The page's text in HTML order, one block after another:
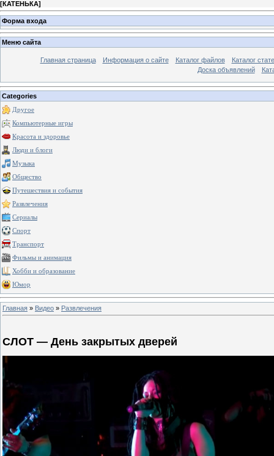
[КАТЕНЬКА]
Форма входа
Меню сайта
Главная страница Информация о сайте Каталог файлов
Каталог
Доска объявлений
Categories
Другое
Компьютерные игры
Красота и здоровье
Люди и блоги
Музыка
Общество
Путешествия и события
Развлечения
Сериалы
Спорт
Транспорт
Фильмы и анимация
Хобби и образование
Юмор
Главная » Видео » Развлечения
СЛОТ — День закрытых дверей